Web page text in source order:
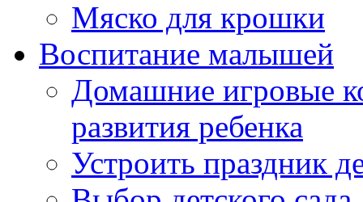
Мяско для крошки
Воспитание малышей
Домашние игровые
развития ребенка
Устроить праздник